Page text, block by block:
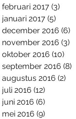
februari 2017 (3)
januari 2017 (5)
december 2016 (6)
november 2016 (3)
oktober 2016 (10)
september 2016 (8)
augustus 2016 (2)
juli 2016 (12)
juni 2016 (6)
mei 2016 (9)